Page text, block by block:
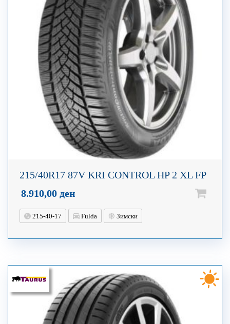
215/40R17 87V KRI CONTROL HP 2 XL FP
8.910,00 ден
215-40-17 Fulda Зимски